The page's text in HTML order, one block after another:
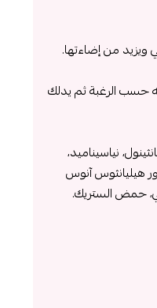
ويزيد من إضاءتها.
حسب الرغبة ثم يدلك
غلسرين، إيزوبروبيل بالميتات، كحول السيتريل، سيتياريث-20، بانثينول، نياسيناميد،
هيليانثوس آنوس
حمض الستريك.